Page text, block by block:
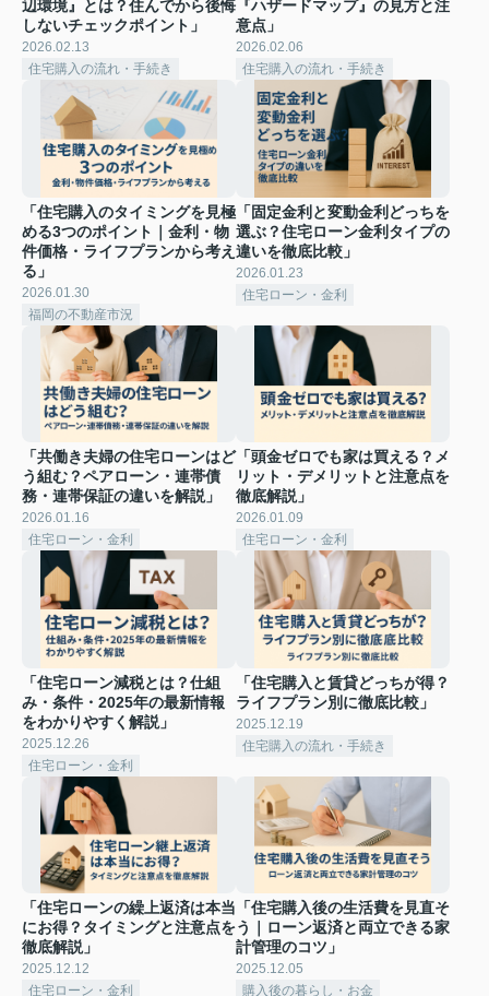
辺環境』とは？住んでから後悔
しないチェックポイント」
2026.02.13
住宅購入の流れ・手続き
『ハザードマップ』の見方と注
意点」
2026.02.06
住宅購入の流れ・手続き
「住宅購入のタイミングを見極
める3つのポイント｜金利・物
件価格・ライフプランから考え
る」
2026.01.30
福岡の不動産市況
「固定金利と変動金利どっちを
選ぶ？住宅ローン金利タイプの
違いを徹底比較」
2026.01.23
住宅ローン・金利
「共働き夫婦の住宅ローンはど
う組む？ペアローン・連帯債
務・連帯保証の違いを解説」
2026.01.16
住宅ローン・金利
「頭金ゼロでも家は買える？メ
リット・デメリットと注意点を
徹底解説」
2026.01.09
住宅ローン・金利
「住宅ローン減税とは？仕組
み・条件・2025年の最新情報
をわかりやすく解説」
2025.12.26
住宅ローン・金利
「住宅購入と賃貸どっちが得？
ライフプラン別に徹底比較」
2025.12.19
住宅購入の流れ・手続き
「住宅ローンの繰上返済は本当
にお得？タイミングと注意点を
徹底解説」
2025.12.12
住宅ローン・金利
「住宅購入後の生活費を見直そ
う｜ローン返済と両立できる家
計管理のコツ」
2025.12.05
購入後の暮らし・お金